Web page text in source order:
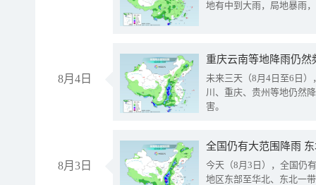
地有中到大雨，局地暴雨
8月4日
重庆云南等地降雨仍然
未来三天（8月4日至6日
川、重庆、贵州等地仍然
害。
8月3日
全国仍有大范围降雨
今天（8月3日），全国仍
地区东部至华北、东北一